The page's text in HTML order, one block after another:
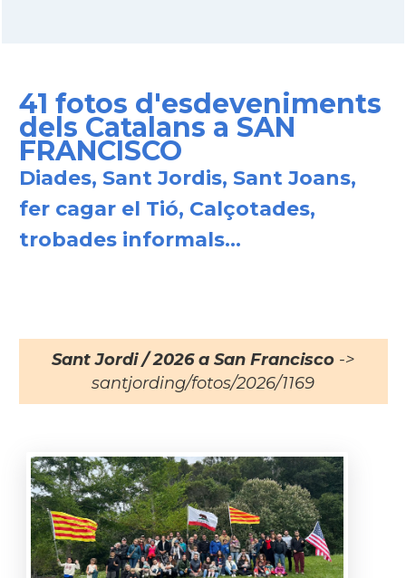
41 fotos d'esdeveniments
dels Catalans a SAN
FRANCISCO
Diades, Sant Jordis, Sant Joans,
fer cagar el Tió, Calçotades,
trobades informals...
Sant Jordi / 2026 a San Francisco ->
santjording/fotos/2026/1169